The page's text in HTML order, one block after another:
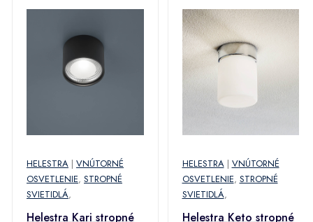
HELESTRA | VNÚTORNÉ
OSVETLENIE, STROPNÉ
SVIETIDLÁ,
Helestra Kari stropné
HELESTRA| VNÚTORNÉ
OSVETLENIE, STROPNÉ
SVIETIDLÁ,
Helestra Keto stropné